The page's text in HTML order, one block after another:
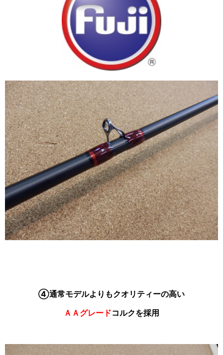
④通常モデルよりもクオリティーの高い
ＡＡグレードコルクを採用